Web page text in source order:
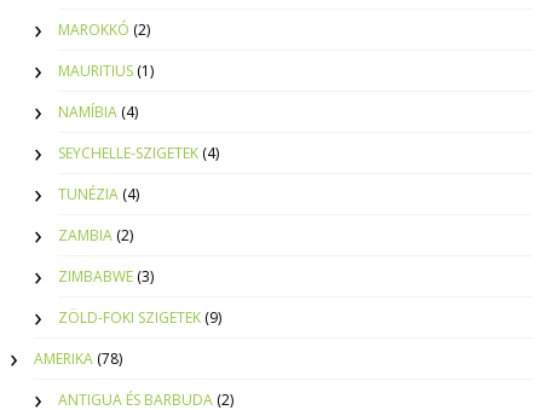
MAROKKÓ (2)
MAURITIUS (1)
NAMÍBIA (4)
SEYCHELLE-SZIGETEK (4)
TUNÉZIA (4)
ZAMBIA (2)
ZIMBABWE (3)
ZÖLD-FOKI SZIGETEK (9)
AMERIKA (78)
ANTIGUA ÉS BARBUDA (2)